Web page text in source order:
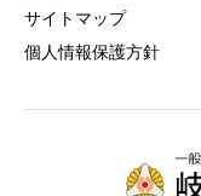
サイトマップ
個人情報保護方針